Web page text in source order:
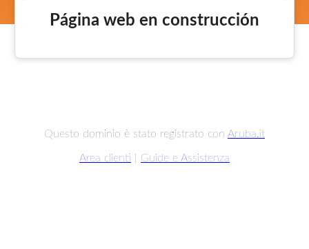
Página web en construcción
Questo dominio è stato registrato con Aruba.it
Area clienti Guide e Assistenza